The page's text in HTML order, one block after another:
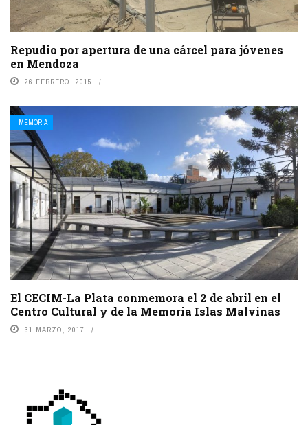
Repudio por apertura de una cárcel para jóvenes
en Mendoza
26 FEBRERO, 2015
MEMORIA
El CECIM-La Plata conmemora el 2 de abril en el
Centro Cultural y de la Memoria Islas Malvinas
31 MARZO, 2017